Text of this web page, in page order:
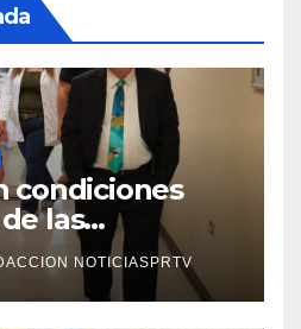
condiciones
las
Departamento
Mayagüez
NOTICIASPRTV